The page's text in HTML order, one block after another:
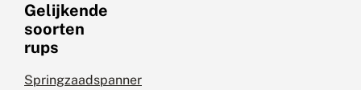
Gelijkende
soorten
rups
Springzaadspanner